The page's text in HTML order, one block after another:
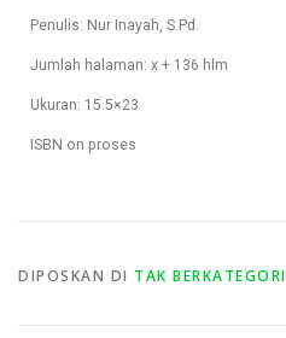
Penulis: Nur Inayah, S.Pd.
Jumlah halaman: x + 136 hlm
Ukuran: 15.5×23
ISBN on proses
DIPOSKAN DI TAK BERKATEGORI